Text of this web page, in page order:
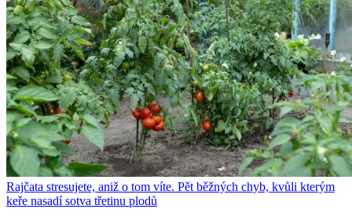
Rajčata stresujete, aniž o tom víte. Pět běžných chyb, kvůli kterým
keře nasadí sotva třetinu plodů